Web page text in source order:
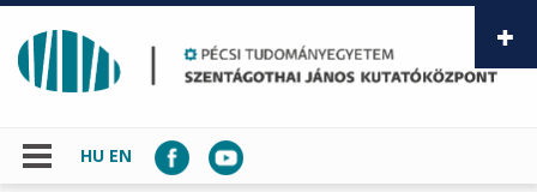
Ugrás a tartalomra
HU EN